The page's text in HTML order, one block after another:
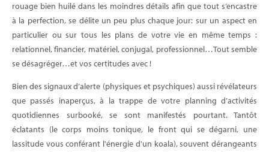
rouage bien huilé dans les moindres détails afin que tout s’encastre
à la perfection, se délite un peu plus chaque jour: sur un aspect en
particulier ou sur tous les plans de votre vie en même temps :
relationnel, financier, matériel, conjugal, professionnel…Tout semble
se désagréger…et vos certitudes avec !
Bien des signaux d’alerte (physiques et psychiques) aussi révélateurs
que passés inaperçus, à la trappe de votre planning d’activités
quotidiennes surbooké, se sont manifestés pourtant. Tantôt
éclatants (le corps moins tonique, le front qui se dégarni, une
lassitude vous conférant l'énergie d'un koala), souvent dérangeants